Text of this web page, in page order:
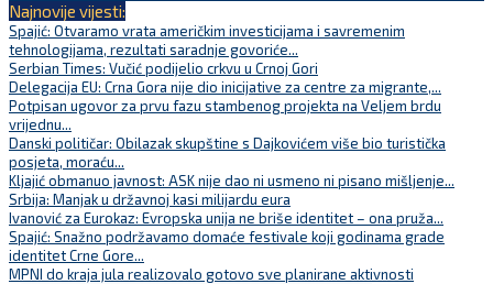
Najnovije vijesti:
Spajić: Otvaramo vrata američkim investicijama i savremenim
tehnologijama, rezultati saradnje govoriće...
Serbian Times: Vučić podijelio crkvu u Crnoj Gori
Delegacija EU: Crna Gora nije dio inicijative za centre za migrante,...
Potpisan ugovor za prvu fazu stambenog projekta na Veljem brdu
vrijednu...
Danski političar: Obilazak skupštine s Dajkovićem više bio turistička
posjeta, moraću...
Kljajić obmanuo javnost: ASK nije dao ni usmeno ni pisano mišljenje...
Srbija: Manjak u državnoj kasi milijardu eura
Ivanović za Eurokaz: Evropska unija ne briše identitet – ona pruža...
Spajić: Snažno podržavamo domaće festivale koji godinama grade
identitet Crne Gore...
MPNI do kraja jula realizovalo gotovo sve planirane aktivnosti